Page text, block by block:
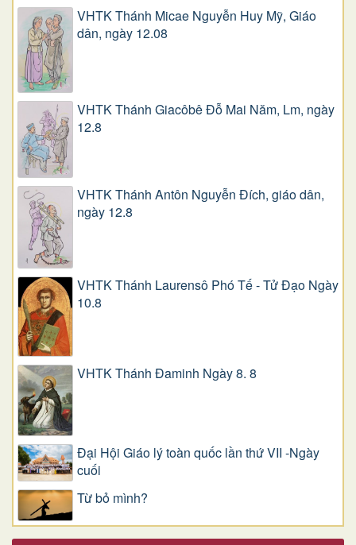
VHTK Thánh Micae Nguyễn Huy Mỹ, Giáo
dân, ngày 12.08
VHTK Thánh Giacôbê Ðỗ Mai Năm, Lm, ngày
12.8
VHTK Thánh Antôn Nguyễn Ðích, giáo dân,
ngày 12.8
VHTK Thánh Laurensô Phó Tế - Tử Đạo Ngày
10.8
VHTK Thánh Đaminh Ngày 8. 8
Đại Hội Giáo lý toàn quốc lần thứ VII -Ngày
cuối
Từ bỏ mình?